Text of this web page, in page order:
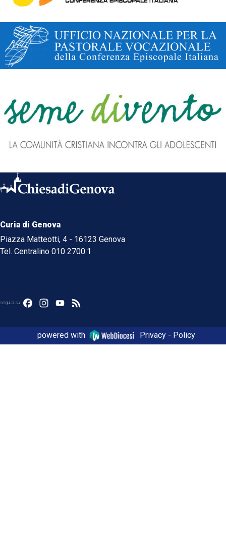
Curia di Genova
Piazza Matteotti, 4 - 16123 Genova
Tel. Centralino 010 2700.1
seguici su FacebookInstagram
YouTube
powered with Privacy - Policy